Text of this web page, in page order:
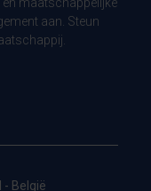
aan. Steun
- België